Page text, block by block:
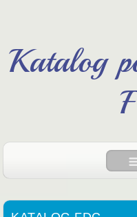
Katalog